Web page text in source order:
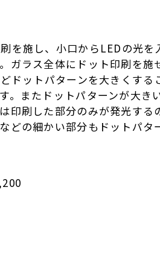
を施し、小口からLEDの光
ガラス全体にドット印刷を
ドットパターンを大きくす
。またドットパターンが大
印刷した部分のみが発光す
どの細かい部分もドットパ